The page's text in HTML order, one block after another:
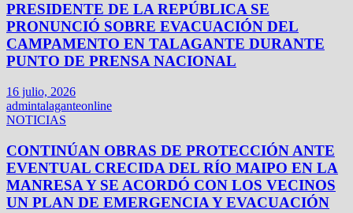
PRESIDENTE DE LA REPÚBLICA SE
PRONUNCIÓ SOBRE EVACUACIÓN DEL
CAMPAMENTO EN TALAGANTE DURANTE
PUNTO DE PRENSA NACIONAL
16 julio, 2026
admintalaganteonline
NOTICIAS
CONTINÚAN OBRAS DE PROTECCIÓN ANTE
EVENTUAL CRECIDA DEL RÍO MAIPO EN LA
MANRESA Y SE ACORDÓ CON LOS VECINOS
UN PLAN DE EMERGENCIA Y EVACUACIÓN